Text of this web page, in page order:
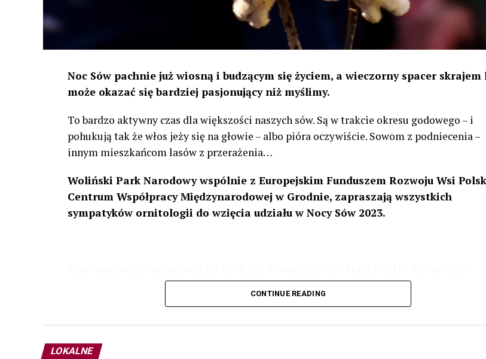
Noc Sów pachnie już wiosną i budzącym się życiem, a wieczorny spacer skrajem
może okazać się bardziej pasjonujący niż myślimy.
To bardzo aktywny czas dla większości naszych sów. Są w trakcie okresu godowego – i
pohukują tak że włos jeży się na głowie – albo pióra oczywiście. Sowom z podniecenia –
innym mieszkańcom lasów z przerażenia…
Woliński Park Narodowy wspólnie z Europejskim Funduszem Rozwoju Wsi
Centrum Współpracy Międzynarodowej w Grodnie, zapraszają wszystkich
sympatyków ornitologii do wzięcia udziału w Nocy Sów 2023.
odbędzie się w dniach24 i 25 lutego 2023 r. wg harmonogramu przedstawionego na
CONTINUE READING
LOKALNE